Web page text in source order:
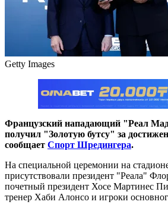
Getty Images
Французский нападающий "Реал
получил "Золотую бутсу" за
сообщает Спорт Шредингера.
На специальной церемонии на
присутствовали президент "Реала"
почетный президент Хосе Мартинес
тренер Хаби Алонсо и игроки